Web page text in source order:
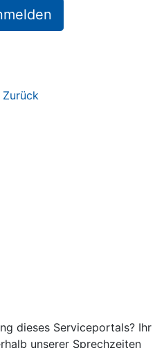
Zurück
dieses Serviceportals? Ihr
unserer Sprechzeiten